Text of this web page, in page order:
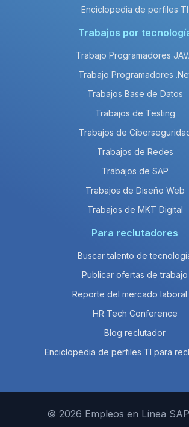
Enciclopedia de perfiles TI
Trabajos por
Trabajo Programadores
Trabajo Programadores
Trabajos Base de Datos
Trabajos de Testing
Trabajos de
Trabajos de Redes
Trabajos de SAP
Trabajos de Diseño Web
Trabajos de MKT Digital
Para reclutadores
Buscar talento de
Publicar ofertas de trabajo
Reporte del mercado laboral
HR Tech Conference
Blog reclutador
Enciclopedia de perfiles TI para
© 2026 Empleos en Línea